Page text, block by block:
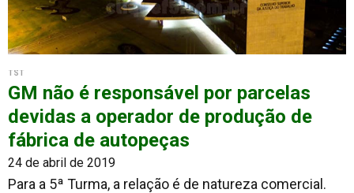
TST
GM não é responsável por parcelas
devidas a operador de produção de
fábrica de autopeças
24 de abril de 2019
Para a 5ª Turma, a relação é de natureza comercial.